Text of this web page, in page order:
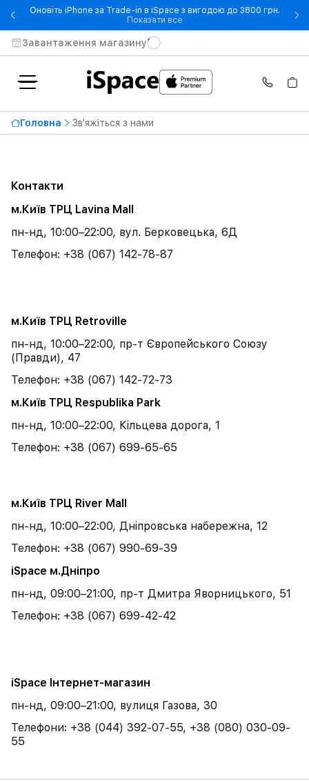
Оновіть iPhone за Trade-in в iSpace з вигодою до 3800 грн.
Показати все- Оновіть iPhone за Trade-in
Завантаження магазину
Головна Зв'яжіться з нами
Контакти
м.Київ ТРЦ Lavina Mall
пн-нд, 10:00–22:00, вул. Берковецька, 6Д
Телефон: +38 (067) 142-78-87
м.Київ ТРЦ Retroville
пн-нд, 10:00–22:00, пр-т Європейського Союзу
(Правди), 47
Телефон: +38 (067) 142-72-73
м.Київ ТРЦ Respublika Park
пн-нд, 10:00–22:00, Кільцева дорога, 1
Телефон: +38 (067) 699-65-65
м.Київ ТРЦ River Mall
пн-нд, 10:00–22:00, Дніпровська набережна, 12
Телефон: +38 (067) 990-69-39
iSpace м.Дніпро
пн-нд, 09:00–21:00, пр-т Дмитра Яворницького, 51
Телефон: +38 (067) 699-42-42
iSpace Інтернет-магазин
пн-нд, 09:00–21:00, вулиця Газова, 30
Телефони: +38 (044) 392-07-55, +38 (080) 030-09-
55